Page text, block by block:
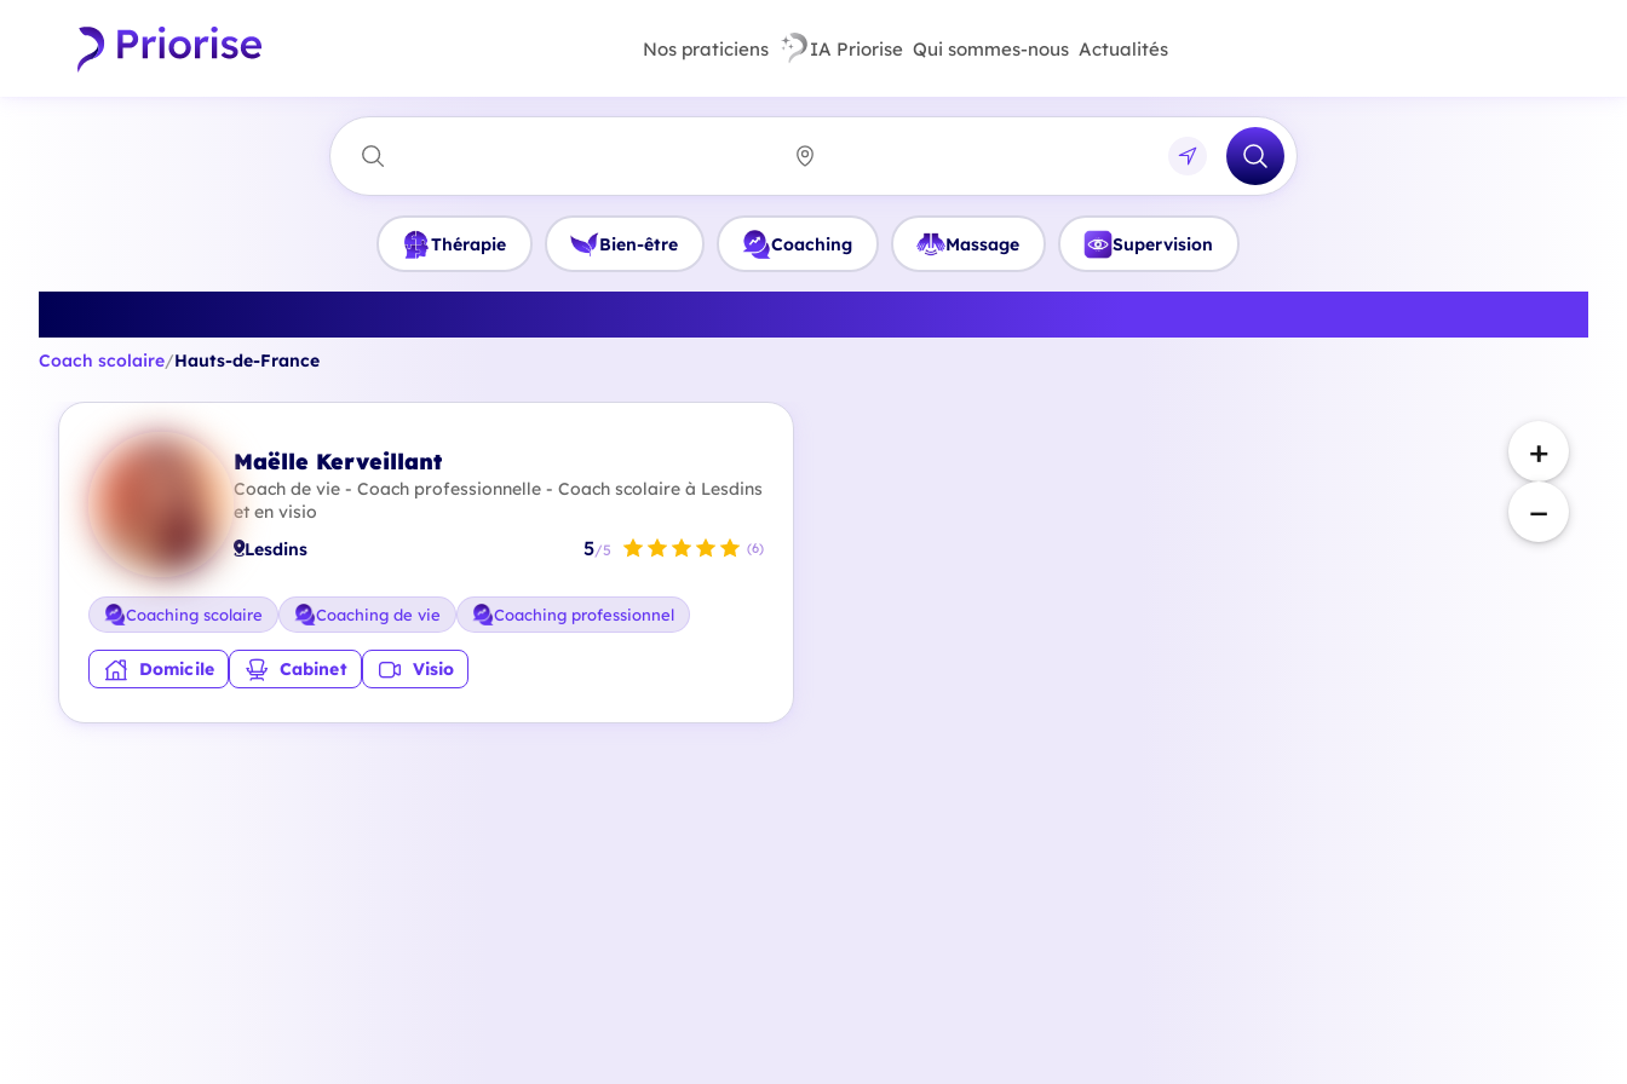
Nos praticiens IA Priorise Qui sommes-nous Actualités
Thérapie Bien-être Coaching Massage Supervision
Coach scolaire/Hauts-de-France
Maëlle Kerveillant
Coach de vie - Coach professionnelle - Coach scolaire à Lesdins
et en visio
Lesdins 5/5 (6)
Coaching scolaire Coaching de vie Coaching professionnel
Domicile Cabinet Visio
+
−